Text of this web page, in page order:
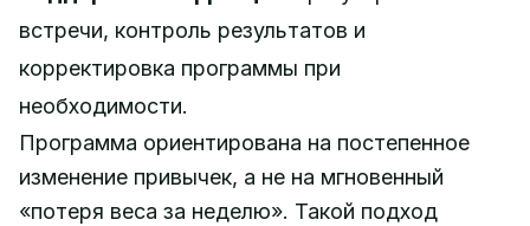
встречи, контроль результатов и
корректировка программы при
необходимости.
Программа ориентирована на постепенное
изменение привычек, а не на мгновенный
«потеря веса за неделю». Такой подход